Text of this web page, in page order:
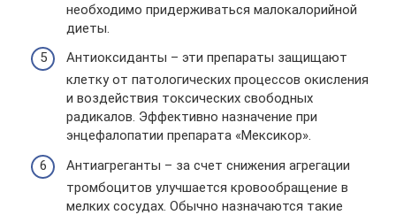
необходимо придерживаться малокалорийной
диеты.
Антиоксиданты – эти препараты защищают
клетку от патологических процессов окисления
и воздействия токсических свободных
радикалов. Эффективно назначение при
энцефалопатии препарата «Мексикор».
Антиагреганты – за счет снижения агрегации
тромбоцитов улучшается кровообращение в
мелких сосудах. Обычно назначаются такие